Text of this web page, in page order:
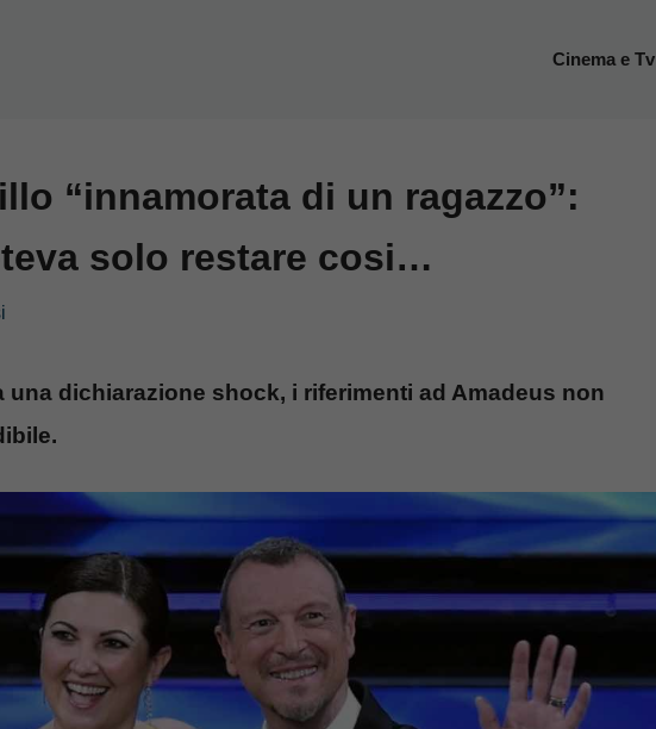
Cinema e Tv
“innamorata di un ragazzo”:
solo restare cosi…
dichiarazione shock, i riferimenti ad Amadeus non